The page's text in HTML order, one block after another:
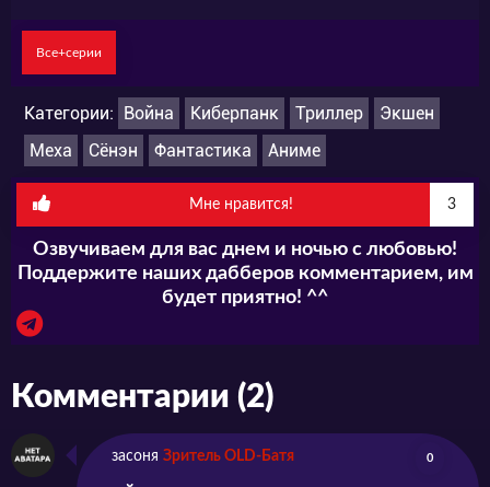
Все+серии
Категории: Война Киберпанк Триллер
Экшен
Меха
Сёнэн Фантастика Аниме
Мне нравится! 3
Озвучиваем для вас днем и ночью с любовью!
Поддержите наших дабберов комментарием, им
будет приятно! ^^
Комментарии (2)
засоня Зритель OLD-Батя 0